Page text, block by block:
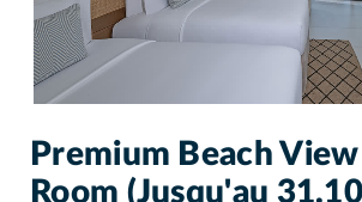
Premium Beach
Room (Jusqu'au